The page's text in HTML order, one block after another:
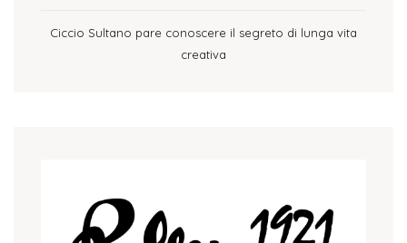
Ciccio Sultano pare conoscere il segreto di lunga vita
creativa